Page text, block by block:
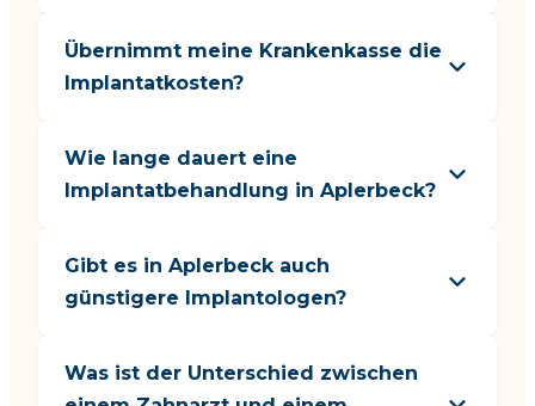
Übernimmt meine Krankenkasse die
Implantatkosten?
Wie lange dauert eine
Implantatbehandlung in Aplerbeck?
Gibt es in Aplerbeck auch
günstigere Implantologen?
Was ist der Unterschied zwischen